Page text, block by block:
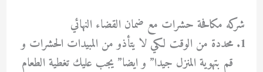
شركه مكافحة حشرات مع ضمان القضاء النهائي
محددة من الوقت لكي لا يتأذو من المبيدات الحشرات و
قم بتهوية المنزل جيدا” و ايضا” يجب عليك تغطية الطعام